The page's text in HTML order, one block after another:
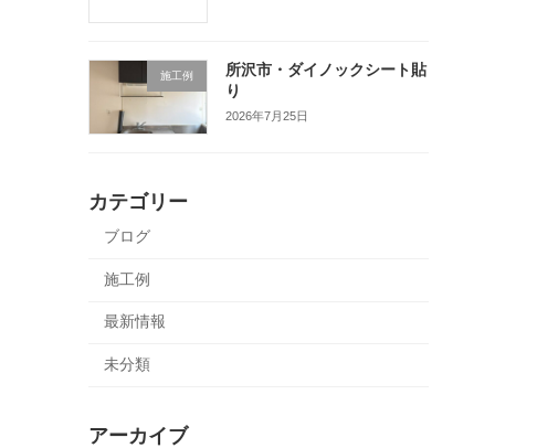
施工例
所沢市・ダイノックシート貼
り
2026年7月25日
カテゴリー
ブログ
施工例
最新情報
未分類
アーカイブ